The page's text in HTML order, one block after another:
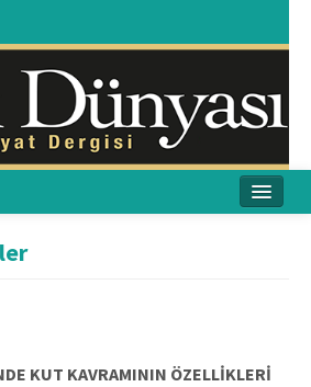
KUT KAVRAMININ ÖZELLİKLERİ